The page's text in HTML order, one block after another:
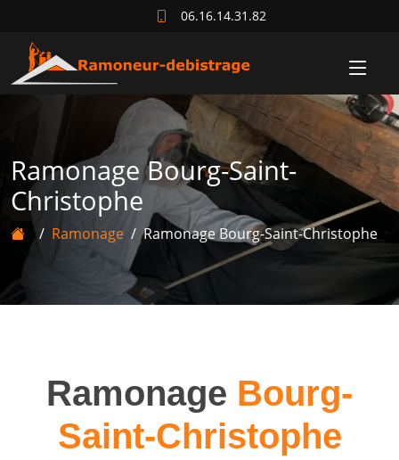
06.16.14.31.82
Ramonage Bourg-Saint-
Christophe
Ramonage Ramonage Bourg-Saint-Christophe
Ramonage Bourg-
Saint-Christophe